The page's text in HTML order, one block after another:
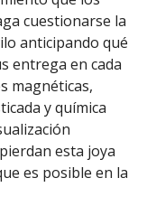
cuestionarse la
anticipando qué
entrega en cada
magnéticas,
y química
esta joya
es posible en la